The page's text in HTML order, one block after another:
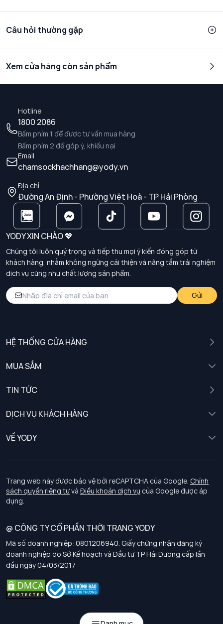
Câu hỏi thường gặp
Xem cửa hàng còn sản phẩm
Hotline
1800 2086
Bấm phím 1 để được tư vấn mua hàng
Bấm phím 2 để góp ý, khiếu nại
Email
chamsockhachhang@yody.vn
Địa chỉ
Đường An Định - Phường Việt Hoà - TP Hải Phòng
YODY XIN CHÀO 💖
Chúng tôi luôn quý trọng và tiếp thu mọi ý kiến đóng góp từ
khách hàng, nhằm không ngừng cải thiện và nâng tầm trải nghiệm
dịch vụ cũng như chất lượng sản phẩm.
Gửi
HỆ THỐNG CỬA HÀNG
MUA SẮM
TIN TỨC
DỊCH VỤ KHÁCH HÀNG
Chính sách khách hàng thân thiết
Chính sách bảo vệ dữ liệu cá nhân
Chính sách thanh toán, giao nhận
Chính sách chất lượng và an toàn sức khoẻ nghề nghiệp
Chính sách đơn đồng phục
Hướng dẫn chọn kích thước
VỀ YODY
Tuyển dụng
Trang web này được bảo vệ bởi reCAPTCHA của Google. Chính
sách quyền riêng tưvà Điều khoản dịch vụ của Google được áp
dụng.
@ CÔNG TY CỔ PHẦN THỜI TRANG YODY
Mã số doanh nghiệp: 0801206940. Giấy chứng nhận đăng ký
doanh nghiệp do Sở Kế hoạch và Đầu tư TP Hải Dương cấp lần
đầu ngày 04/03/2017